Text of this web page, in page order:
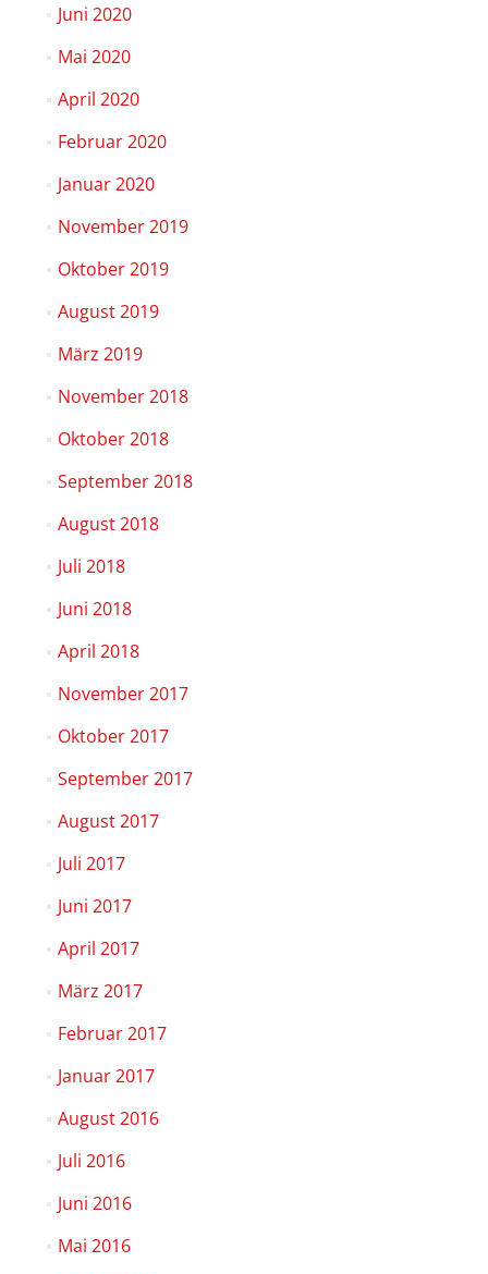
Juni 2020
Mai 2020
April 2020
Februar 2020
Januar 2020
November 2019
Oktober 2019
August 2019
März 2019
November 2018
Oktober 2018
September 2018
August 2018
Juli 2018
Juni 2018
April 2018
November 2017
Oktober 2017
September 2017
August 2017
Juli 2017
Juni 2017
April 2017
März 2017
Februar 2017
Januar 2017
August 2016
Juli 2016
Juni 2016
Mai 2016